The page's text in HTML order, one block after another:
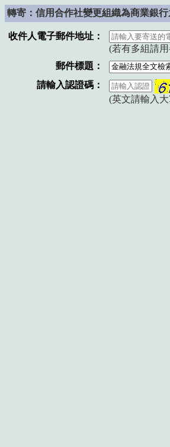
轉寄：信用合作社變更組織為商業銀
收件人電子郵件地址：
(若有多組請
郵件標題：
請輸入認證碼：
(英文請輸入